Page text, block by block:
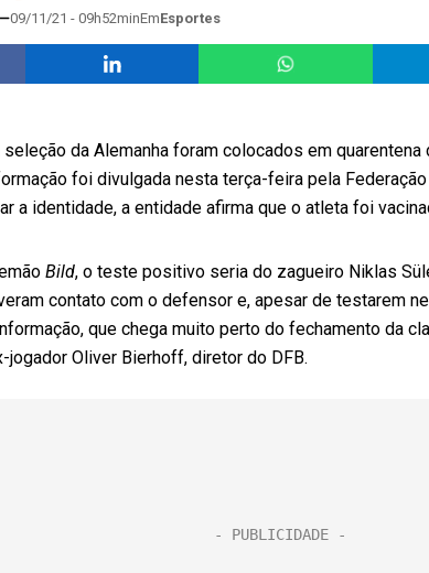
09/11/21 - 09h52minEmEsportes
seleção da Alemanha foram colocados em
foi divulgada nesta terça-feira pela
a identidade, a entidade afirma que o atleta foi
Bild, o teste positivo seria do zagueiro Niklas
contato com o defensor e, apesar de testarem
que chega muito perto do fechamento da
jogador Oliver Bierhoff, diretor do DFB.